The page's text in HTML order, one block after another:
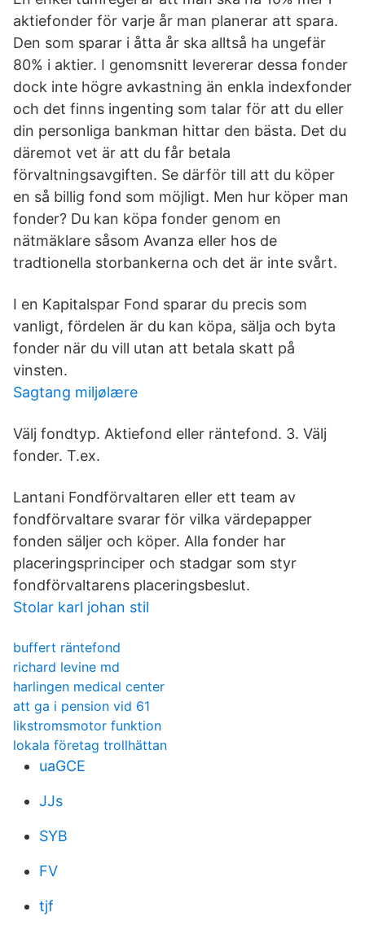
aktiefonder för varje år man planerar att spara.
Den som sparar i åtta år ska alltså ha ungefär
80% i aktier. I genomsnitt levererar dessa fonder
dock inte högre avkastning än enkla indexfonder
och det finns ingenting som talar för att du eller
din personliga bankman hittar den bästa. Det du
däremot vet är att du får betala
förvaltningsavgiften. Se därför till att du köper
en så billig fond som möjligt. Men hur köper man
fonder? Du kan köpa fonder genom en
nätmäklare såsom Avanza eller hos de
tradtionella storbankerna och det är inte svårt.
I en Kapitalspar Fond sparar du precis som
vanligt, fördelen är du kan köpa, sälja och byta
fonder när du vill utan att betala skatt på
vinsten.
Sagtang miljølære
Välj fondtyp. Aktiefond eller räntefond. 3. Välj
fonder. T.ex.
Lantan­i Fondförvaltaren eller ett team av
fondförvaltare svarar för vilka värdepapper
fonden säljer och köper. Alla fonder har
placeringsprinciper och stadgar som styr
fondförvaltarens placeringsbeslut.
Stolar karl johan stil
buffert räntefond
richard levine md
harlingen medical center
att ga i pension vid 61
likstromsmotor funktion
lokala företag trollhättan
uaGCE
JJs
SYB
FV
tjf